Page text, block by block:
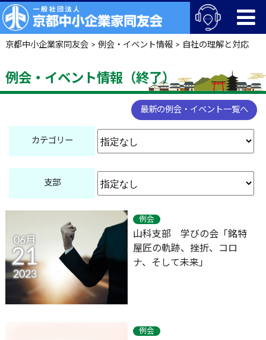
京都中小企業家同友会> 例会・イベント情報> 自社の理解と対応
例会・イベント情報（終了）
最新の例会・イベント一覧へ
カテゴリー
支部
06月
21
2023
例会
山科支部 学びの会「銘特
屋匠の軌跡、挫折、コロ
ナ、そして未来」
例会